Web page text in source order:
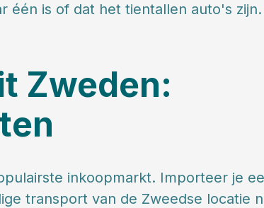
één is of dat het tientallen auto's zijn.
Zweden:
inkoopmarkt. Importeer je
transport van de Zweedse locatie